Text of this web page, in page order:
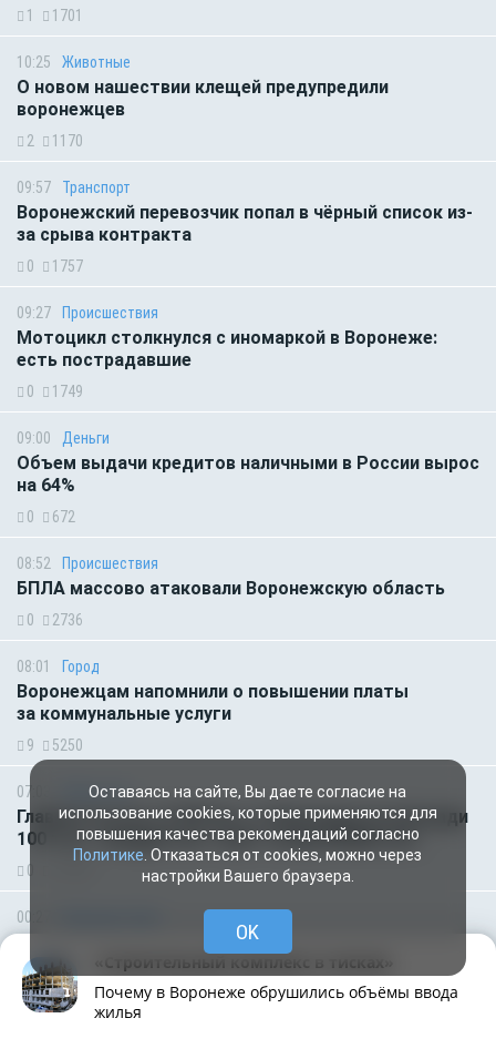
1 1701
10:25 Животные
О новом нашествии клещей предупредили
воронежцев
2 1170
09:57 Транспорт
Воронежский перевозчик попал в чёрный список из-
за срыва контракта
0 1757
09:27 Происшествия
Мотоцикл столкнулся с иномаркой в Воронеже:
есть пострадавшие
0 1749
09:00 Деньги
Объем выдачи кредитов наличными в России вырос
на 64%
0 672
08:52 Происшествия
БПЛА массово атаковали Воронежскую область
0 2736
08:01 Город
Воронежцам напомнили о повышении платы
за коммунальные услуги
9 5250
07:03 Общество
Главное за ночь. В 350 км. от Воронежа на площади
100 тыс. «квадратов» горит склад Wildberries
0
00:27
Острогожский район оказался под угрозой атаки
дронов
0 824
«Строительный комплекс в тисках»
Почему в Воронеже обрушились объёмы ввода
жилья
Оставаясь на сайте, Вы даете согласие на
использование cookies, которые применяются для
повышения качества рекомендаций согласно
Политике . Отказаться от cookies, можно через
настройки Вашего браузера.
OK